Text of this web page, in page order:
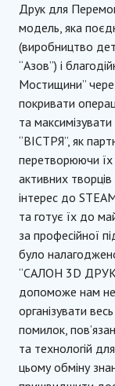
Друк для
модель, яка
(виробництво
“Азов”) і
Мостищини”
покривати
та
“ВІСТРЯ”, як
перетворюючи їх
активних
інтерес до
та готує їх до
за професійної
було
“САЛОН 3D ДРУК”
допоможе нам не
організувати
помилок,
та технологій
цьому обміну